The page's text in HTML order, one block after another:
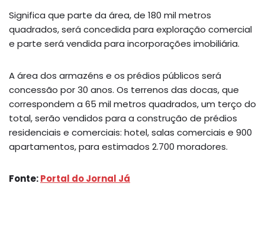
Significa que parte da área, de 180 mil metros
quadrados, será concedida para exploração comercial
e parte será vendida para incorporações imobiliária.
A área dos armazéns e os prédios públicos será
concessão por 30 anos. Os terrenos das docas, que
correspondem a 65 mil metros quadrados, um terço do
total, serão vendidos para a construção de prédios
residenciais e comerciais: hotel, salas comerciais e 900
apartamentos, para estimados 2.700 moradores.
Fonte:Portal do Jornal Já